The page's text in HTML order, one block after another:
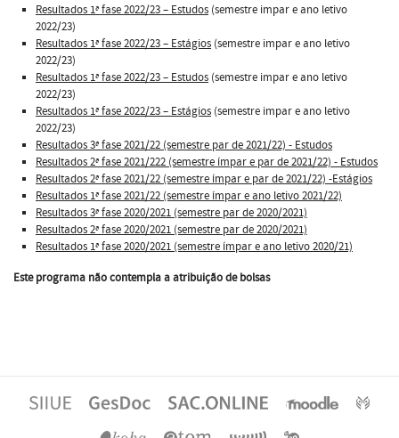
Resultados 1ª fase 2022/23 – Estudos (semestre impar e ano letivo
2022/23)
Resultados 1ª fase 2022/23 – Estágios (semestre impar e ano letivo
2022/23)
Resultados 1ª fase 2022/23 – Estudos (semestre impar e ano letivo
2022/23)
Resultados 1ª fase 2022/23 – Estágios (semestre impar e ano letivo
2022/23)
Resultados 3ª fase 2021/22 (semestre par de 2021/22) - Estudos
Resultados 2ª fase 2021/222 (semestre ímpar e par de 2021/22) - Estudos
Resultados 2ª fase 2021/22 (semestre ímpar e par de 2021/22) -Estágios
Resultados 1ª fase 2021/22 (semestre ímpar e ano letivo 2021/22)
Resultados 3ª fase 2020/2021 (semestre par de 2020/2021)
Resultados 2ª fase 2020/2021 (semestre par de 2020/2021)
Resultados 1ª fase 2020/2021 (semestre ímpar e ano letivo 2020/21)
Este programa não contempla a atribuição de bolsas